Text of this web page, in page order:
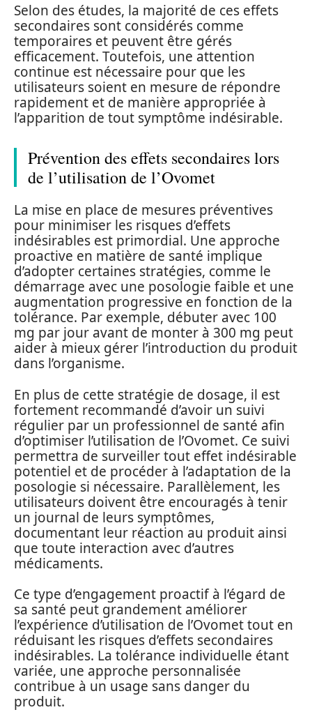
Selon des études, la majorité de ces effets
secondaires sont considérés comme
temporaires et peuvent être gérés
efficacement. Toutefois, une attention
continue est nécessaire pour que les
utilisateurs soient en mesure de répondre
rapidement et de manière appropriée à
l’apparition de tout symptôme indésirable.
Prévention des effets secondaires lors
de l’utilisation de l’Ovomet
La mise en place de mesures préventives
pour minimiser les risques d’effets
indésirables est primordial. Une approche
proactive en matière de santé implique
d’adopter certaines stratégies, comme le
démarrage avec une posologie faible et une
augmentation progressive en fonction de la
tolérance. Par exemple, débuter avec 100
mg par jour avant de monter à 300 mg peut
aider à mieux gérer l’introduction du produit
dans l’organisme.
En plus de cette stratégie de dosage, il est
fortement recommandé d’avoir un suivi
régulier par un professionnel de santé afin
d’optimiser l’utilisation de l’Ovomet. Ce suivi
permettra de surveiller tout effet indésirable
potentiel et de procéder à l’adaptation de la
posologie si nécessaire. Parallèlement, les
utilisateurs doivent être encouragés à tenir
un journal de leurs symptômes,
documentant leur réaction au produit ainsi
que toute interaction avec d’autres
médicaments.
Ce type d’engagement proactif à l’égard de
sa santé peut grandement améliorer
l’expérience d’utilisation de l’Ovomet tout en
réduisant les risques d’effets secondaires
indésirables. La tolérance individuelle étant
variée, une approche personnalisée
contribue à un usage sans danger du
produit.